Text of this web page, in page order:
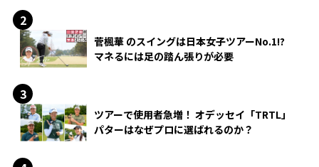
菅楓華 のスイングは日本女子ツアーNo.1!?
マネるには足の踏ん張りが必要
ツアーで使用者急増！ オデッセイ「TRTL」
パターはなぜプロに選ばれるのか？